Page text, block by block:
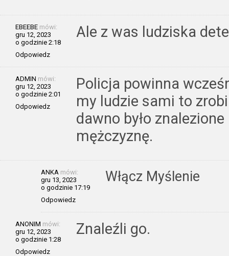
EBEEBE mówi:
gru 12, 2023
o godzinie 2:18
Odpowiedz
Ale z was ludziska
ADMIN mówi:
gru 12, 2023
o godzinie 2:01
Odpowiedz
Policja powinna
my ludzie sami to
dawno było
mężczyznę.
ANKA mówi:
gru 13, 2023
o godzinie 17:19
Odpowiedz
Włącz Myślenie
ANONIM mówi:
gru 12, 2023
o godzinie 1:28
Odpowiedz
Znaleźli go.